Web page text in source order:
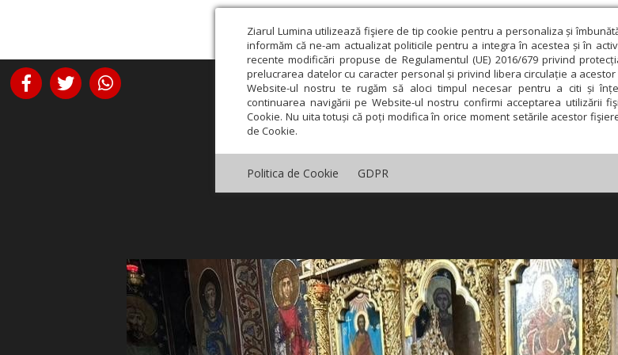
Ziarul Lumina utilizează fişiere de tip cookie pentru a personaliza și
informăm că ne-am actualizat politicile pentru a integra în acestea și în
recente modificări propuse de Regulamentul (UE) 2016/679 privind
prelucrarea datelor cu caracter personal și privind libera circulație a
Website-ul nostru te rugăm să aloci timpul necesar pentru a citi și
continuarea navigării pe Website-ul nostru confirmi acceptarea utilizării
Cookie. Nu uita totuși că poți modifica în orice moment setările acestor
de Cookie.
Politica de Cookie GDPR